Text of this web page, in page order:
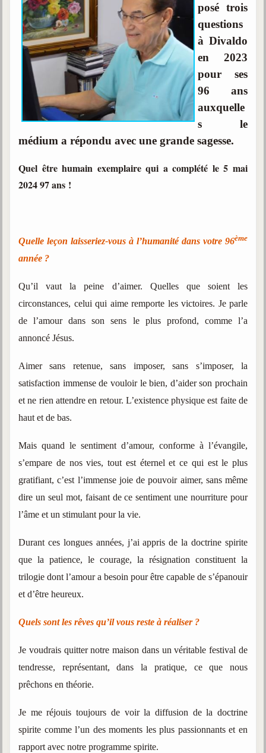
Les hommes
Les fondateurs
Allan Kardec
1804-1869
Léon Denis
1846-1927
Gabriel Delanne
Chico Xavier
Divaldo Franco
Ouvrages
Documents
Bulletins "Le Spiritisme"
Journal trimestriel
Sujets du mois
Citations
Maximes
Enregistrements
séance d'aide spirituelle
Diaporamas
Powerpoints
Cours dispensés au Centre
L'Agora
Posez-nous des questions
Photos et vidéoscope
Vidéoscope
Filmothèque
posé trois
questions
à Divaldo
en 2023
pour ses
96 ans
auxquelle
s le
médium a répondu avec une grande sagesse.
Quel être humain exemplaire qui a complété le 5 mai
2024 97 ans !
Quelle leçon laisseriez-vous à l’humanité dans votre 96ème
année ?
Qu’il vaut la peine d’aimer. Quelles que soient les
circonstances, celui qui aime remporte les victoires. Je parle
de l’amour dans son sens le plus profond, comme l’a
annoncé Jésus.
Aimer sans retenue, sans imposer, sans s’imposer, la
satisfaction immense de vouloir le bien, d’aider son prochain
et ne rien attendre en retour. L’existence physique est faite de
haut et de bas.
Mais quand le sentiment d’amour, conforme à l’évangile,
s’empare de nos vies, tout est éternel et ce qui est le plus
gratifiant, c’est l’immense joie de pouvoir aimer, sans même
dire un seul mot, faisant de ce sentiment une nourriture pour
l’âme et un stimulant pour la vie.
Durant ces longues années, j’ai appris de la doctrine spirite
que la patience, le courage, la résignation constituent la
trilogie dont l’amour a besoin pour être capable de s’épanouir
et d’être heureux.
Quels sont les rêves qu’il vous reste à réaliser ?
Je voudrais quitter notre maison dans un véritable festival de
tendresse, représentant, dans la pratique, ce que nous
prêchons en théorie.
Je me réjouis toujours de voir la diffusion de la doctrine
spirite comme l’un des moments les plus passionnants et en
rapport avec notre programme spirite.